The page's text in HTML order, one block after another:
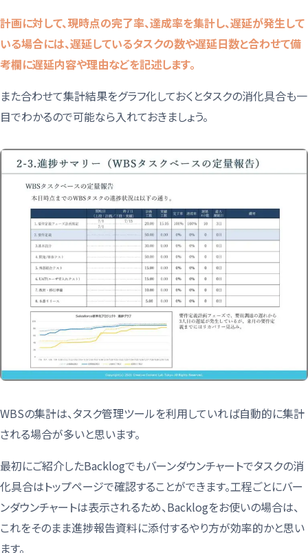
計画に対して、現時点の完了率、達成率を集計し、遅延が発生して
いる場合には、遅延しているタスクの数や遅延日数と合わせて備
考欄に遅延内容や理由などを記述します。
また合わせて集計結果をグラフ化しておくとタスクの消化具合も一
目でわかるので可能なら入れておきましょう。
WBSの集計は、タスク管理ツールを利用していれば自動的に集計
される場合が多いと思います。
最初にご紹介したBacklogでもバーンダウンチャートでタスクの消
化具合はトップページで確認することができます。工程ごとにバー
ンダウンチャートは表示されるため、Backlogをお使いの場合は、
これをそのまま進捗報告資料に添付するやり方が効率的かと思い
ます。